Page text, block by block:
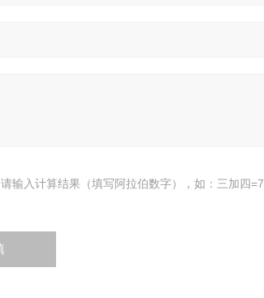
请输入计算结果（填写阿拉伯数字），如：三加四=7